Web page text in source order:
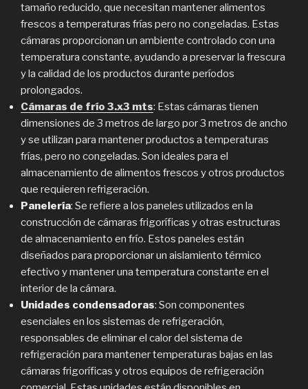
tamaño reducido, que necesitan mantener alimentos
frescos a temperaturas frías pero no congeladas. Estas
cámaras proporcionan un ambiente controlado con una
temperatura constante, ayudando a preservar la frescura
y la calidad de los productos durante períodos
prolongados.
Cámaras de frío 3.x3 mts: Estas cámaras tienen
dimensiones de 3 metros de largo por 3 metros de ancho
y se utilizan para mantener productos a temperaturas
frías, pero no congeladas. Son ideales para el
almacenamiento de alimentos frescos y otros productos
que requieren refrigeración.
Panelería: Se refiere a los paneles utilizados en la
construcción de cámaras frigoríficas y otras estructuras
de almacenamiento en frío. Estos paneles están
diseñados para proporcionar un aislamiento térmico
efectivo y mantener una temperatura constante en el
interior de la cámara.
Unidades condensadoras: Son componentes
esenciales en los sistemas de refrigeración,
responsables de eliminar el calor del sistema de
refrigeración para mantener temperaturas bajas en las
cámaras frigoríficas y otros equipos de refrigeración